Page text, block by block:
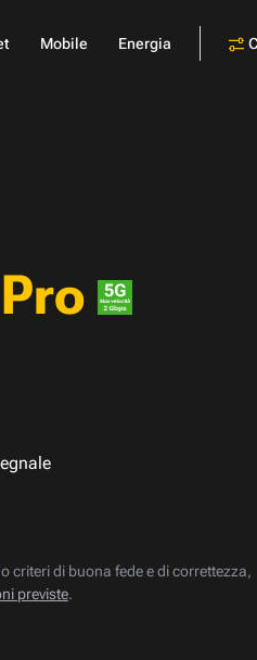
Mobile Energia
criteri di buona fede e di correttezza,
previste.